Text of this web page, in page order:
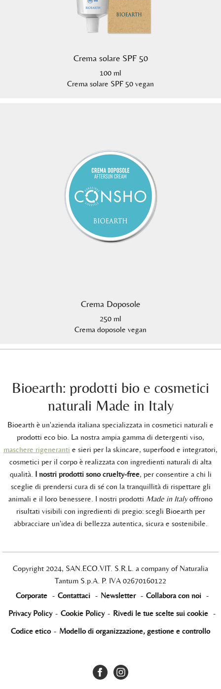
Crema solare SPF 50
100 ml
Crema solare SPF 50 vegan
Crema Doposole
250 ml
Crema doposole vegan
Bioearth: prodotti bio e cosmetici
naturali Made in Italy
Bioearth è un'azienda italiana specializzata in cosmetici naturali e
prodotti eco bio. La nostra ampia gamma di detergenti viso,
maschere rigeneranti e sieri per la skincare, superfood e integratori,
cosmetici per il corpo è realizzata con ingredienti naturali di alta
qualità. I nostri prodotti sono cruelty-free, per consentire a chi li
sceglie di prendersi cura di sé con la tranquillità di rispettare gli
animali e il loro benessere. I nostri prodotti Made in Italyoffrono
risultati visibili con ingredienti di pregio: scegli Bioearth per
abbracciare un'idea di bellezza autentica, sicura e sostenibile.
Copyright 2024, SAN.ECO.VIT. S.R.L. a company of Naturalia
Tantum S.p.A. P. IVA 02670160122
Corporate - Contattaci - Newsletter - Collabora con noi -
Privacy Policy - Cookie Policy - Rivedi le tue scelte sui cookie -
Codice etico - Modello di organizzazione, gestione e controllo